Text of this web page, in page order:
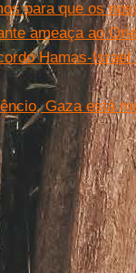
para que os
ameaça ao
Hamas-
Gaza está